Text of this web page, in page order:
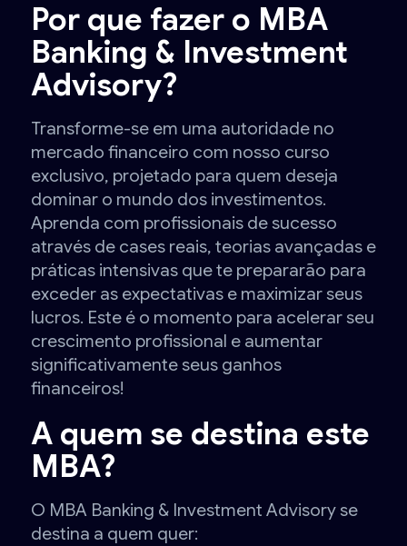
Por que fazer o MBA
Banking & Investment
Advisory?
Transforme-se em uma autoridade no
mercado financeiro com nosso curso
exclusivo, projetado para quem deseja
dominar o mundo dos investimentos.
Aprenda com profissionais de sucesso
através de cases reais, teorias avançadas e
práticas intensivas que te prepararão para
exceder as expectativas e maximizar seus
lucros. Este é o momento para acelerar seu
crescimento profissional e aumentar
significativamente seus ganhos
financeiros!
A quem se destina este
MBA?
O MBA Banking & Investment Advisory se
destina a quem quer: